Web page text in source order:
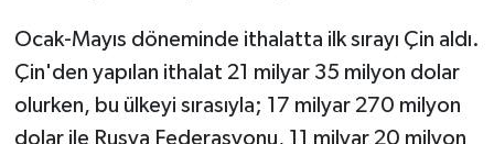
Ocak-Mayıs döneminde ithalatta ilk sırayı Çin aldı.
Çin'den yapılan ithalat 21 milyar 35 milyon dolar
olurken, bu ülkeyi sırasıyla; 17 milyar 270 milyon
dolar ile Rusya Federasyonu, 11 milyar 20 milyon